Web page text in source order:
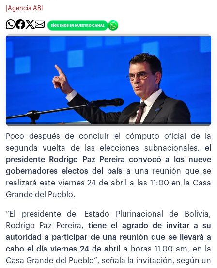
Agencia ABI
Poco después de concluir el cómputo oficial de la
segunda vuelta de las elecciones subnacionales, el
presidente Rodrigo Paz Pereira convocó a los nueve
gobernadores electos del país a una reunión que se
realizará este viernes 24 de abril a las 11:00 en la Casa
Grande del Pueblo.
“El presidente del Estado Plurinacional de Bolivia,
Rodrigo Paz Pereira, tiene el agrado de invitar a su
autoridad a participar de una reunión que se llevará a
cabo el día viernes 24 de abril
a horas 11.00 am, en la
Casa Grande del Pueblo”, señala la invitación, según un